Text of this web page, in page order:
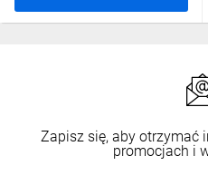
Zapisz się, aby otrzymać
promocjach i